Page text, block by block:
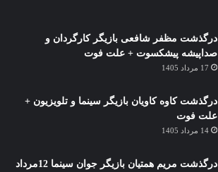
درگذشت مظفر شافعی بازیگر کارگردان و
صداپیشه پیشکسوت + علت فوت
17 مرداد 1405
درگذشت کاوه کاویان بازیگر سینما و تلویزیون +
علت فوت
14 مرداد 1405
درگذشت مریم همتیان بازیگر جوان سینما 12مرداد